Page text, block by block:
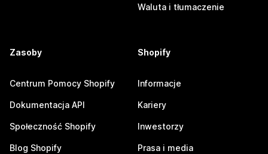
Waluta i tłumaczenie
Zasoby
Centrum Pomocy Shopify
Dokumentacja API
Społeczność Shopify
Blog Shopify
Shopify
Informacje
Kariery
Inwestorzy
Prasa i media